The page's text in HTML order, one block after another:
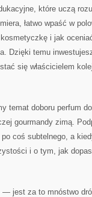
które uczą
łatwo wpaść w
i jak
Dzięki temu
się właścicielem
temat doboru perfum
gourmandy zimą.
coś subtelnego, a
i o tym, jak
— jest za to mnóstwo